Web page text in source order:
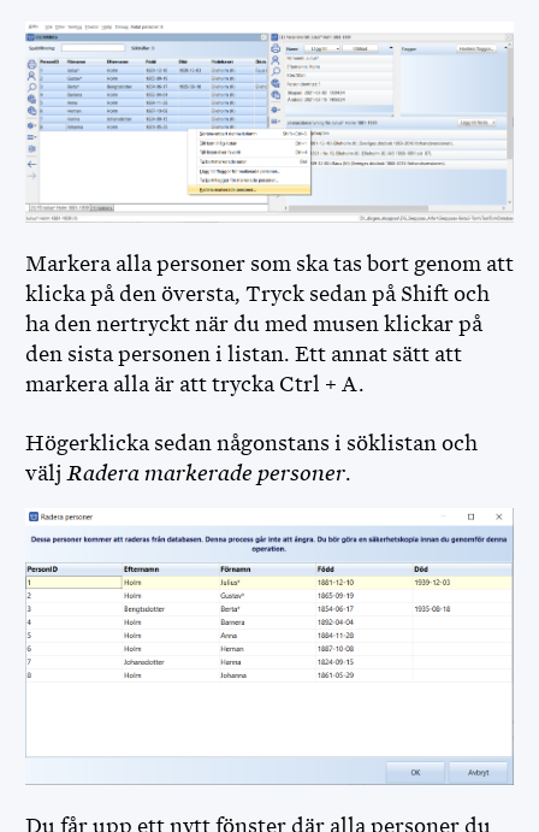
Markera alla personer som ska tas bort genom att
klicka på den översta, Tryck sedan på Shift och
ha den nertryckt när du med musen klickar på
den sista personen i listan. Ett annat sätt att
markera alla är att trycka Ctrl + A.
Högerklicka sedan någonstans i söklistan och
välj Radera markerade personer.
Du får upp ett nytt fönster där alla personer du